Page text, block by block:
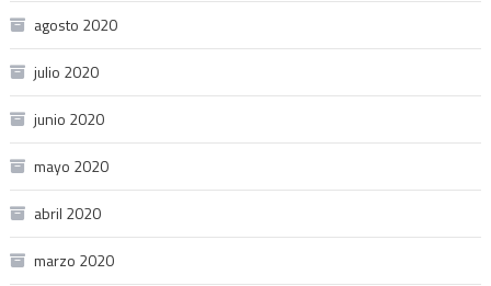
agosto 2020
julio 2020
junio 2020
mayo 2020
abril 2020
marzo 2020